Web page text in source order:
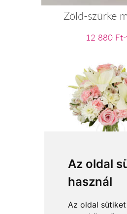
Az oldal
használ
Az oldal
Zöld-szürke
12 880
Anyák napi
27 600 Ft-tól